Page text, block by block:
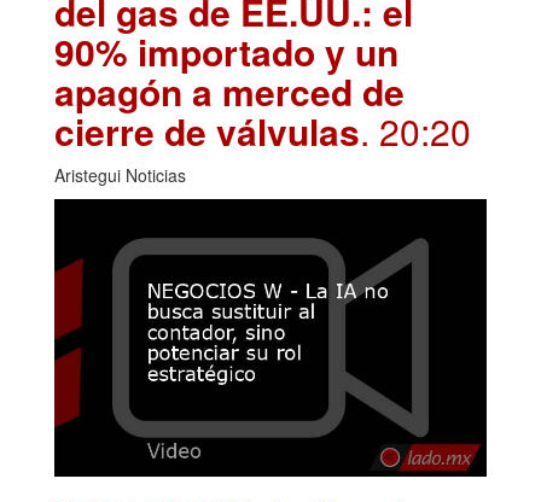
del gas de EE.UU.: el
90% importado y un
apagón a merced de
cierre de válvulas. 20:20
Aristegui Noticias